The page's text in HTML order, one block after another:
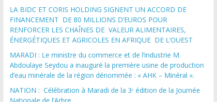
LA BIDC ET CORIS HOLDING SIGNENT UN ACCORD DE
FINANCEMENT DE 80 MILLIONS D’EUROS POUR
RENFORCER LES CHAÎNES DE VALEUR ALIMENTAIRES,
ÉNERGÉTIQUES ET AGRICOLES EN AFRIQUE DE L’OUEST
MARADI : Le ministre du commerce et de l’industrie M.
Abdoulaye Seydou a inauguré la première usine de production
d’eau minérale de la région dénommée : « AHK – Minéral ».
NATION : Célébration à Maradi de la 3ᵉ édition de la Journée